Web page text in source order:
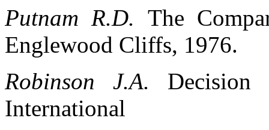
Putnam R.D. The
Englewood Cliffs, 1976.
Robinson J.A.
International